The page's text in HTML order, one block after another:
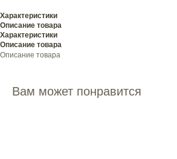
Характеристики
Описание товара
Характеристики
Описание товара
Описание товара
Вам может понравится